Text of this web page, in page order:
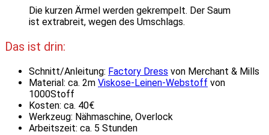
Die kurzen Ärmel werden gekrempelt. Der Saum
ist extrabreit, wegen des Umschlags.
Das ist drin:
Schnitt/Anleitung: Factory Dress von Merchant & Mills
Material: ca. 2m Viskose-Leinen-Webstoff von
1000Stoff
Kosten: ca. 40€
Werkzeug: Nähmaschine, Overlock
Arbeitszeit: ca. 5 Stunden